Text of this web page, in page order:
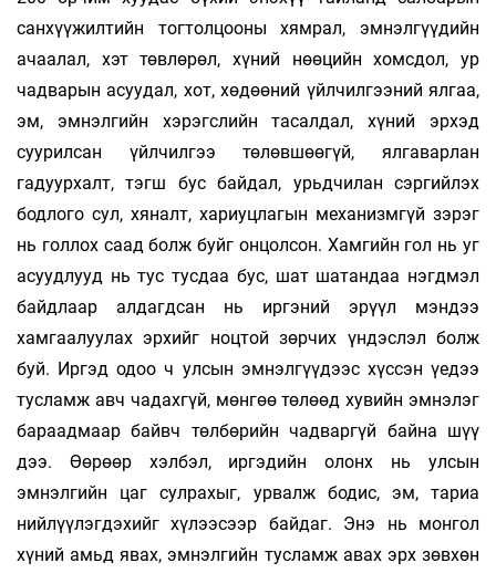
санхүүжилтийн тогтолцооны хямрал, эмнэлгүүдийн
ачаалал, хэт төвлөрөл, хүний нөөцийн хомсдол, ур
чадварын асуудал, хот, хөдөөний үйлчилгээний ялгаа,
эм, эмнэлгийн хэрэгслийн тасалдал, хүний эрхэд
суурилсан үйлчилгээ төлөвшөөгүй, ялгаварлан
гадуурхалт, тэгш бус байдал, урьдчилан сэргийлэх
бодлого сул, хяналт, хариуцлагын механизмгүй зэрэг
нь голлох саад болж буйг онцолсон. Хамгийн гол нь уг
асуудлууд нь тус тусдаа бус, шат шатандаа нэгдмэл
байдлаар алдагдсан нь иргэний эрүүл мэндээ
хамгаалуулах эрхийг ноцтой зөрчих үндэслэл болж
буй. Иргэд одоо ч улсын эмнэлгүүдээс хүссэн үедээ
тусламж авч чадахгүй, мөнгөө төлөөд хувийн эмнэлэг
бараадмаар байвч төлбөрийн чадваргүй байна шүү
дээ. Өөрөөр хэлбэл, иргэдийн олонх нь улсын
эмнэлгийн цаг сулрахыг, урвалж бодис, эм, тариа
нийлүүлэгдэхийг хүлээсээр байдаг. Энэ нь монгол
хүний амьд явах, эмнэлгийн тусламж авах эрх зөвхөн